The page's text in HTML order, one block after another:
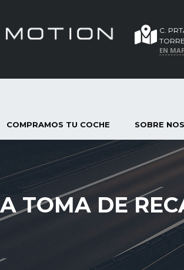
C.
EN
COMPRAMOS TU COCHE SOBRE
TOMA DE